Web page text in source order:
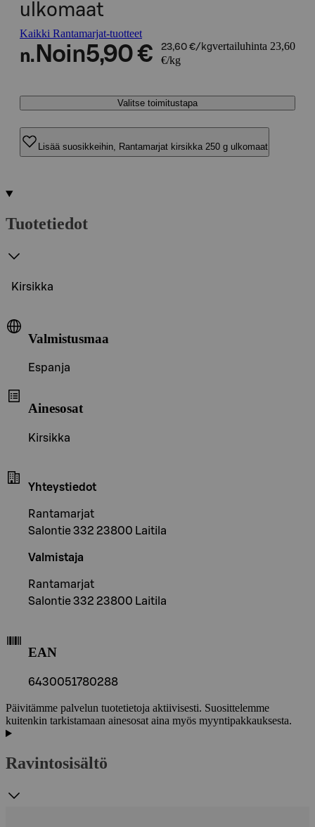
ulkomaat
Kaikki Rantamarjat-tuotteet
n. Noin5,90 € 23,60 €/kgvertailuhinta 23,60
€/kg
Valitse toimitustapa
Lisää suosikkeihin, Rantamarjat kirsikka 250 g ulkomaat
Tuotetiedot
Kirsikka
Valmistusmaa
Espanja
Ainesosat
Kirsikka
Yhteystiedot
Rantamarjat
Salontie 332 23800 Laitila
Valmistaja
Rantamarjat
Salontie 332 23800 Laitila
EAN
6430051780288
Päivitämme palvelun tuotetietoja aktiivisesti. Suosittelemme
kuitenkin tarkistamaan ainesosat aina myös myyntipakkauksesta.
Ravintosisältö